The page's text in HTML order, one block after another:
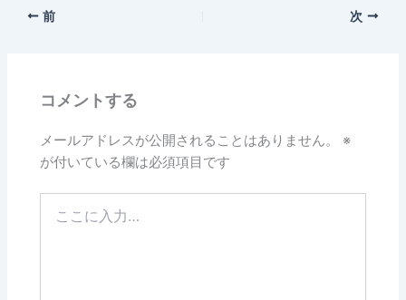
前 次
コメントする
メールアドレスが公開されることはありません。
※
が付いている欄は必須項目です